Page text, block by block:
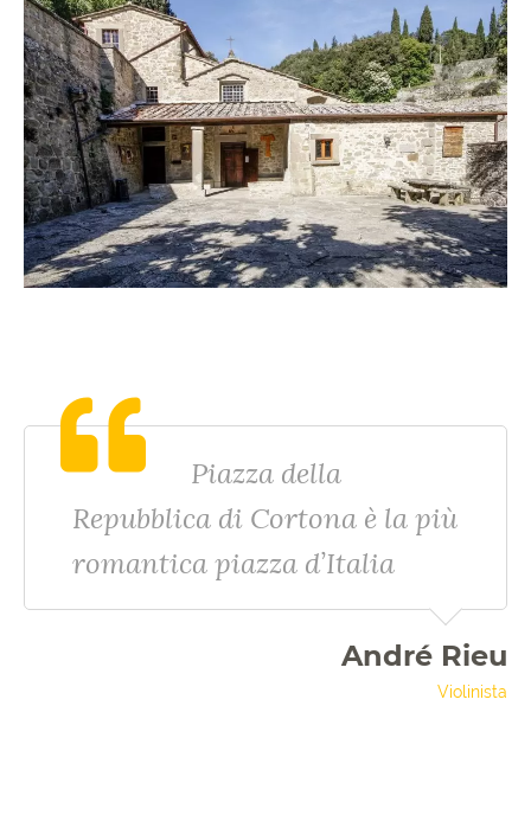
Piazza della
Repubblica di Cortona è la più
romantica piazza d’Italia
André Rieu
Violinista